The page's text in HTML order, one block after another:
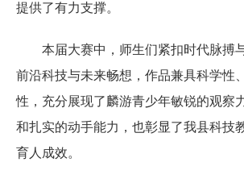
提供了有力支撑。
本届大赛中，师生们紧扣时代脉搏
前沿科技与未来畅想，作品兼具科学性
性，充分展现了麟游青少年敏锐的观察
和扎实的动手能力，也彰显了我县科技
育人成效。